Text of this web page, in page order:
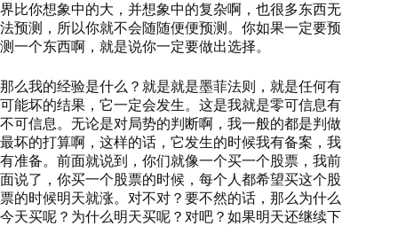
界比你想象中的大，并想象中的复杂啊，也很多东西无
法预测，所以你就不会随随便便预测。你如果一定要预
测一个东西啊，就是说你一定要做出选择。
那么我的经验是什么？就是就是墨菲法则，就是任何有
可能坏的结果，它一定会发生。这是我就是零可信息有
不可信息。无论是对局势的判断啊，我一般的都是判做
最坏的打算啊，这样的话，它发生的时候我有备案，我
有准备。前面就说到，你们就像一个买一个股票，我前
面说了，你买一个股票的时候，每个人都希望买这个股
票的时候明天就涨。对不对？要不然的话，那么为什么
今天买呢？为什么明天买呢？对吧？如果明天还继续下